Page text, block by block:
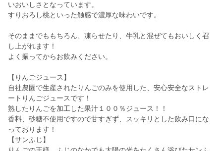
いおいしさとなっています。
すりおろし桃といった触感で濃厚な味わいです。
そのままでももちろん、凍らせたり、牛乳と混ぜてもおいしく召
し上がれます！
よく振ってからお飲みください。
【りんごジュース】
自社農園で生産されたりんごのみを使用した、安心安全なストレ
ートりんごジュースです！
熟したりんごを加工した果汁１００％ジュース！！
香料、砂糖不使用ですので甘すぎず、スッキリとした飲み口にな
っております！
【サンふじ】